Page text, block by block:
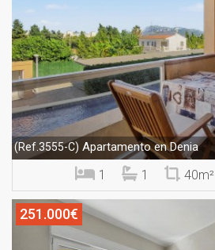
(Ref.3555-C) Apartamento en Denia
1 1 40m²
251.000€